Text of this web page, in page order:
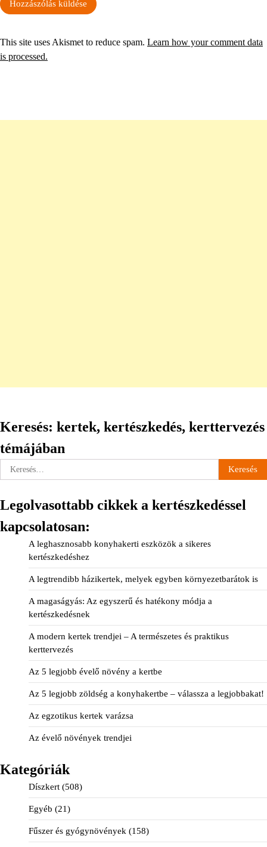
This site uses Akismet to reduce spam. Learn how your comment data
is processed.
Keresés: kertek, kertészkedés, kerttervezés
témájában
Keresés:
Legolvasottabb cikkek a kertészkedéssel
kapcsolatosan:
A leghasznosabb konyhakerti eszközök a sikeres
kertészkedéshez
A legtrendibb házikertek, melyek egyben környezetbarátok is
A magaságyás: Az egyszerű és hatékony módja a
kertészkedésnek
A modern kertek trendjei – A természetes és praktikus
kerttervezés
Az 5 legjobb évelő növény a kertbe
Az 5 legjobb zöldség a konyhakertbe – válassza a legjobbakat!
Az egzotikus kertek varázsa
Az évelő növények trendjei
Kategóriák
Díszkert (508)
Egyéb (21)
Fűszer és gyógynövények (158)